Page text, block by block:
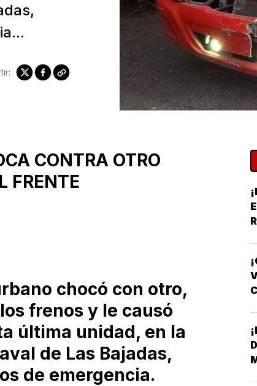
CONTRA OTRO
FRENTE
chocó con otro,
frenos y le causó
última unidad, en la
de Las Bajadas,
de emergencia.